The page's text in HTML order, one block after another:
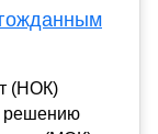
(НОК)
решению